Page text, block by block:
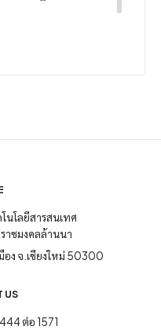
นโลยีสารสนเทศ
าชมงคลล้านนา
อง จ.เชียงใหม่ 50300
US
ต่อ 1571